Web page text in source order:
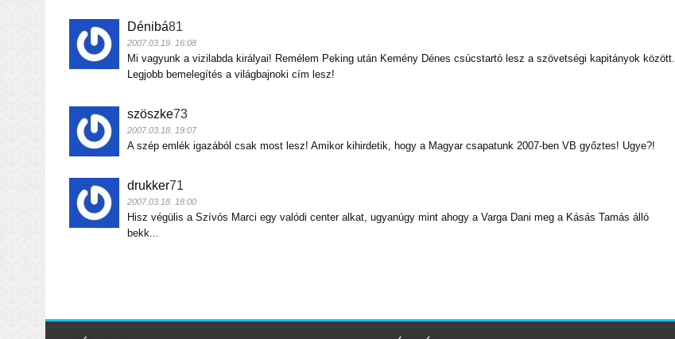
Dénibá81
2007.03.19. 16:08
Mi vagyunk a vizilabda királyai! Remélem Peking után Kemény Dénes csúcstartó lesz a szövetségi kapitányok között.
Legjobb bemelegítés a világbajnoki cím lesz!
szöszke73
2007.03.18. 19:07
A szép emlék igazából csak most lesz! Amikor kihirdetik, hogy a Magyar csapatunk 2007-ben VB győztes! Ugye?!
drukker71
2007.03.18. 18:00
Hisz végülis a Szívós Marci egy valódi center alkat, ugyanúgy mint ahogy a Varga Dani meg a Kásás Tamás álló
bekk...